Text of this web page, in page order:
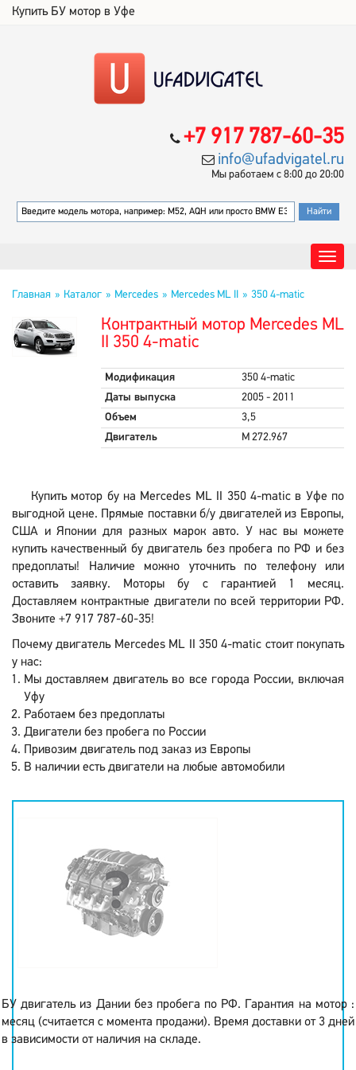
Купить БУ мотор в Уфе
+7 917 787-60-35
info@ufadvigatel.ru
Мы работаем с 8:00 до 20:00
Главная Каталог Mercedes Mercedes ML II 350 4-matic
Контрактный мотор Mercedes ML
II 350 4-matic
Модификация
350 4-matic
Даты выпуска
2005 - 2011
Объем
3,5
Двигатель
M 272.967
Купить мотор бу на Mercedes ML II 350 4-matic в Уфе по
выгодной цене. Прямые поставки б/у двигателей из Европы,
США и Японии для разных марок авто. У нас вы можете
купить качественный бу двигатель без пробега по РФ и без
предоплаты! Наличие можно уточнить по телефону или
оставить заявку. Моторы бу с гарантией 1 месяц.
Доставляем контрактные двигатели по всей территории РФ.
Звоните +7 917 787-60-35!
Почему двигатель Mercedes ML II 350 4-matic стоит покупать
у нас:
Мы доставляем двигатель во все города России, включая
Уфу
Работаем без предоплаты
Двигатели без пробега по России
Привозим двигатель под заказ из Европы
В наличии есть двигатели на любые автомобили
БУ двигатель из Дании без пробега по РФ. Гарантия на мотор :
месяц (считается с момента продажи). Время доставки от 3 дней
в зависимости от наличия на складе.